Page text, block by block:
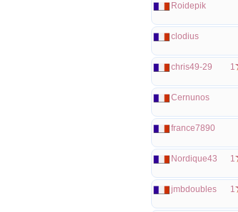
Roidepik
clodius
chris49-29 1
Cernunos
france7890
Nordique43 1
jmbdoubles 1